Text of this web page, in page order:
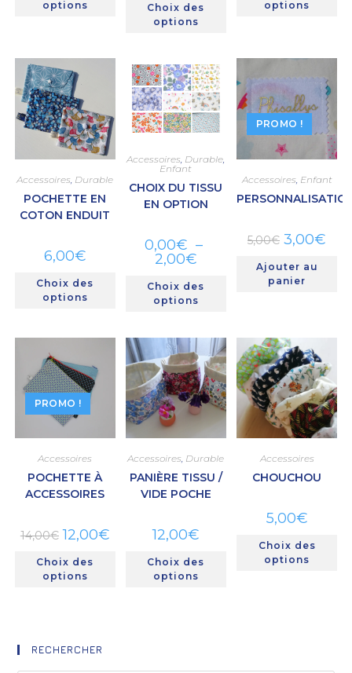
options
Choix des
options
options
Accessoires Durable
POCHETTE EN
COTON ENDUIT
6,00€
Choix des
options
Accessoires, Durable,
Enfant
CHOIX DU TISSU
EN OPTION
0,00€ –
2,00€
Choix des
options
PROMO !
Accessoires Enfant
5,00€ 3,00€
Ajouter au
panier
PROMO !
Accessoires
POCHETTE À
ACCESSOIRES
14,00€ 12,00€
Choix des
options
Accessoires, Durable
PANIÈRE TISSU /
VIDE POCHE
12,00€
Choix des
options
Accessoires
CHOUCHOU
5,00€
Choix des
options
RECHERCHER